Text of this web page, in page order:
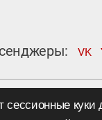
VK
Телефон:+7 495
сессионные